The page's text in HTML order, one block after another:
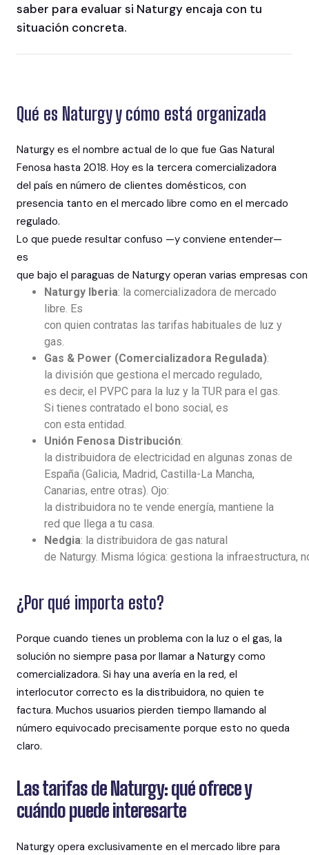
saber para evaluar si Naturgy encaja con tu
situación concreta.
Qué es Naturgy y cómo está organizada
Naturgy es el nombre actual de lo que fue Gas Natural
Fenosa hasta 2018. Hoy es la tercera comercializadora
del país en número de clientes domésticos, con
presencia tanto en el mercado libre como en el mercado
regulado.
Lo que puede resultar confuso —y conviene entender—
es
que bajo el paraguas de Naturgy operan varias empresas
Naturgy Iberia: la comercializadora de mercado
libre. Es
con quien contratas las tarifas habituales de luz y
gas.
Gas & Power (Comercializadora Regulada):
la división que gestiona el mercado regulado,
es decir, el PVPC para la luz y la TUR para el gas.
Si tienes contratado el bono social, es
con esta entidad.
Unión Fenosa Distribución:
la distribuidora de electricidad en algunas zonas de
España (Galicia, Madrid, Castilla-La Mancha,
Canarias, entre otras). Ojo:
la distribuidora no te vende energía, mantiene la
red que llega a tu casa.
Nedgia: la distribuidora de gas natural
de Naturgy. Misma lógica: gestiona la infraestructura,
¿Por qué importa esto?
Porque cuando tienes un problema con la luz o el gas, la
solución no siempre pasa por llamar a Naturgy como
comercializadora. Si hay una avería en la red, el
interlocutor correcto es la distribuidora, no quien te
factura. Muchos usuarios pierden tiempo llamando al
número equivocado precisamente porque esto no queda
claro.
Las tarifas de Naturgy: qué ofrece y
cuándo puede interesarte
Naturgy opera exclusivamente en el mercado libre para